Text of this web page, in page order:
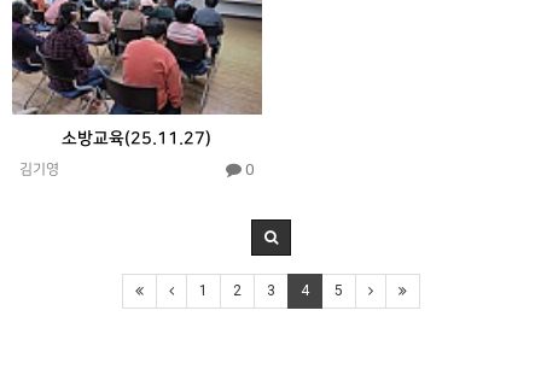
소방교육(25.11.27)
김기영 0
1 2 3 4 5